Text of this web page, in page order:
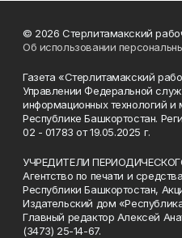
© 2026 Стерлитамакский
Об использовании
Газета «Стерлитамакский
Управлении Федеральной
информационных технологий
Республике Башкортостан.
02 - 01783 от 19.05.2025 г.
УЧРЕДИТЕЛИ
Агентство по печати и
Республики Башкортостан,
Издательский дом
Главный редактор Алексей
(3473) 25-14-67.